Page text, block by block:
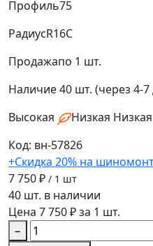
Профиль75
РадиусR16C
Продажапо 1 шт.
Наличие40 шт. (через 4-7
Высокая
Низкая Низкая
Код: вн-57826
+Скидка 20% на
7 750 ₽ / 1 шт
40 шт. в наличии
Цена 7 750 ₽ за 1 шт.
−